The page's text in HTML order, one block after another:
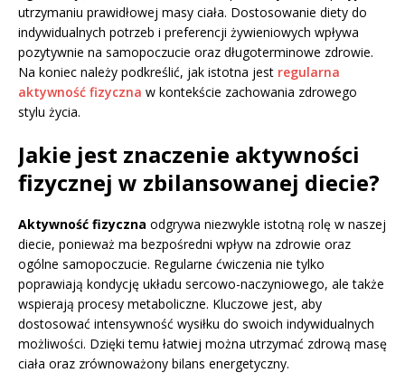
utrzymaniu prawidłowej masy ciała. Dostosowanie diety do
indywidualnych potrzeb i preferencji żywieniowych wpływa
pozytywnie na samopoczucie oraz długoterminowe zdrowie.
Na koniec należy podkreślić, jak istotna jest regularna
aktywność fizyczna w kontekście zachowania zdrowego
stylu życia.
Jakie jest znaczenie aktywności
fizycznej w zbilansowanej diecie?
Aktywność fizyczna odgrywa niezwykle istotną rolę w naszej
diecie, ponieważ ma bezpośredni wpływ na zdrowie oraz
ogólne samopoczucie. Regularne ćwiczenia nie tylko
poprawiają kondycję układu sercowo-naczyniowego, ale także
wspierają procesy metaboliczne. Kluczowe jest, aby
dostosować intensywność wysiłku do swoich indywidualnych
możliwości. Dzięki temu łatwiej można utrzymać zdrową masę
ciała oraz zrównoważony bilans energetyczny.